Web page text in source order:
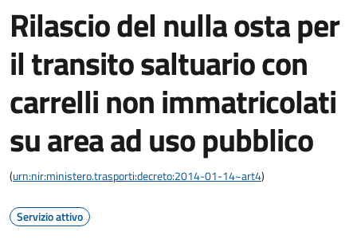
Rilascio del nulla osta per
il transito saltuario con
carrelli non immatricolati
su area ad uso pubblico
(urn:nir:ministero.trasporti:decreto:2014-01-14~art4)
Servizio attivo